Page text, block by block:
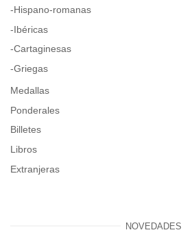
-Hispano-romanas
-Ibéricas
-Cartaginesas
-Griegas
Medallas
Ponderales
Billetes
Libros
Extranjeras
NOVEDADES